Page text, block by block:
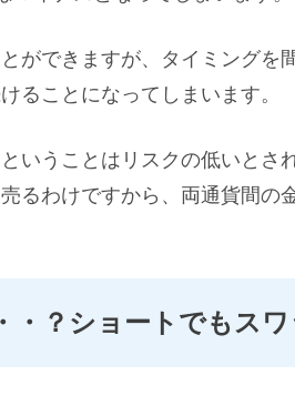
ができますが、タイミングを
ることになってしまいます。
いうことはリスクの低いとさ
るわけですから、両通貨間の
・？ショートでもス